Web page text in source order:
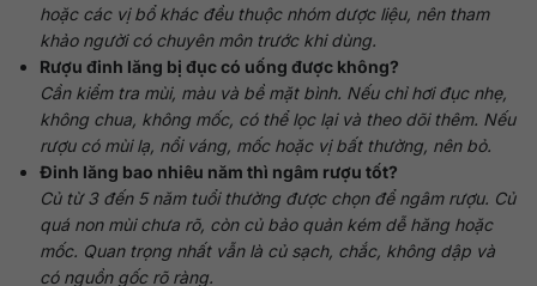
hoặc các vị bổ khác đều thuộc nhóm dược liệu, nên tham
khảo người có chuyên môn trước khi dùng.
Rượu đinh lăng bị đục có uống được không?
Cần kiểm tra mùi, màu và bề mặt bình. Nếu chỉ hơi đục nhẹ,
không chua, không mốc, có thể lọc lại và theo dõi thêm. Nếu
rượu có mùi lạ, nổi váng, mốc hoặc vị bất thường, nên bỏ.
Đinh lăng bao nhiêu năm thì ngâm rượu tốt?
Củ từ 3 đến 5 năm tuổi thường được chọn để ngâm rượu. Củ
quá non mùi chưa rõ, còn củ bảo quản kém dễ hăng hoặc
mốc. Quan trọng nhất vẫn là củ sạch, chắc, không dập và
có nguồn gốc rõ ràng.